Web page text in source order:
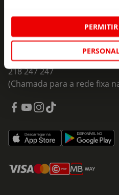
Fale Connosco
Formulário de Contacto
218 247 247
(Chamada para a rede fixa